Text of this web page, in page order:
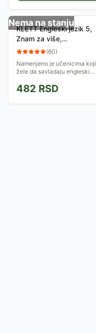
Nema na stanju
KLETT Engleski jezik 5,
Znam za više,
objašnjenja i vežbanja za
(60)
Namenjeno je učenicima koji
žele da savladaju engleski
Može se koristiti kao dodatna
482 RSD